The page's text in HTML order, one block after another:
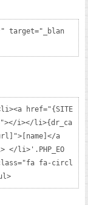
target="_blan
href="{SITE
i></li>{dr_ca
a
</li>'.PHP_EO
fa-circl